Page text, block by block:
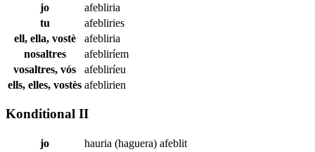
jo
afebliria
tu
afebliries
ell, ella, vostè
afebliria
nosaltres
afebliríem
vosaltres, vós
afebliríeu
ells, elles, vostès afeblirien
Konditional II
jo hauria (haguera) afeblit